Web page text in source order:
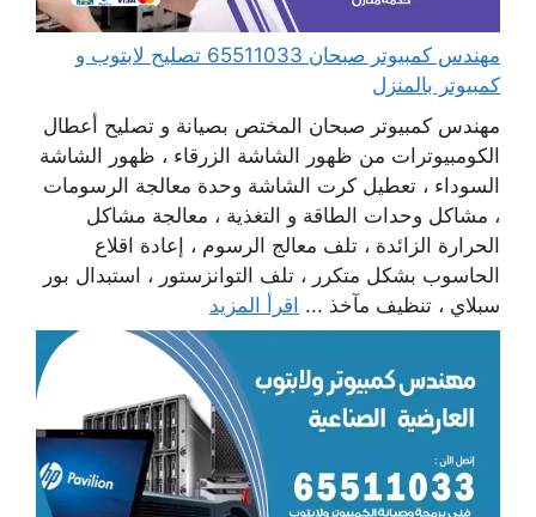
مهندس كمبيوتر صبحان 65511033 تصليح لابتوب و
كمبيوتر بالمنزل
مهندس كمبيوتر صبحان المختص بصيانة و تصليح أعطال
الكومبيوترات من ظهور الشاشة الزرقاء ، ظهور الشاشة
السوداء ، تعطيل كرت الشاشة وحدة معالجة الرسومات
، مشاكل وحدات الطاقة و التغذية ، معالجة مشاكل
الحرارة الزائدة ، تلف معالج الرسوم ، إعادة اقلاع
الحاسوب بشكل متكرر ، تلف التوانزستور ، استبدال بور
سبلاي ، تنظيف مآخذ ... اقرأ المزيد